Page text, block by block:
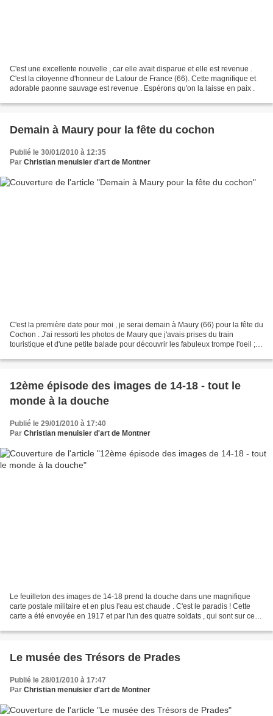
C'est une excellente nouvelle , car elle avait disparue et elle est revenue .
C'est la citoyenne d'honneur de Latour de France (66). Cette magnifique et
adorable paonne sauvage est revenue . Espérons qu'on la laisse en paix .
Demain à Maury pour la fête du cochon
Publié le 30/01/2010 à 12:35
Par Christian menuisier d'art de Montner
C'est la première date pour moi , je serai demain à Maury (66) pour la fête du
Cochon . J'ai ressorti les photos de Maury que j'avais prises du train
touristique et d'une petite balade pour découvrir les fabuleux trompe l'oeil ; et
12ème épisode des images de 14-18 - tout le
monde à la douche
Publié le 29/01/2010 à 17:40
Par Christian menuisier d'art de Montner
Le feuilleton des images de 14-18 prend la douche dans une magnifique
carte postale militaire et en plus l'eau est chaude . C'est le paradis ! Cette
carte a été envoyée en 1917 et par l'un des quatre soldats , qui sont sur cette
Le musée des Trésors de Prades
Publié le 28/01/2010 à 17:47
Par Christian menuisier d'art de Montner